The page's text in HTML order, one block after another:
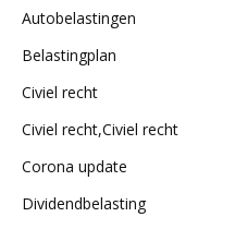
Autobelastingen
Belastingplan
Civiel recht
Civiel recht,Civiel recht
Corona update
Dividendbelasting